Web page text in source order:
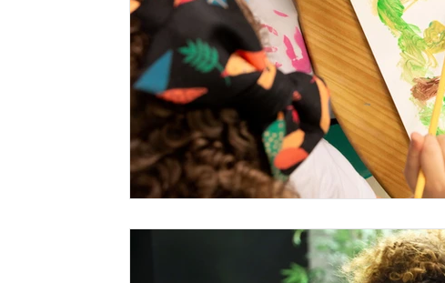
Öğrenci Koçluğu Üniversite Tercih Dönemi
Uyku Eğitimi Sağlıklı Beslenme Tatil